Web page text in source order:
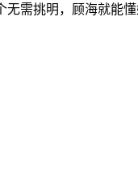
需挑明，顾海就能